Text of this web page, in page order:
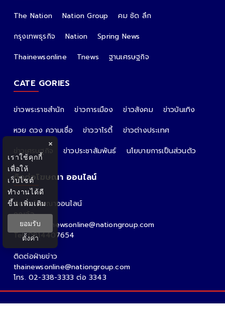
The Nation Nation Group
คม ชัด ลึก
กรุงเทพธุรกิจ
Nation
Spring News
Thainewsonline
Tnews ฐานเศรษฐกิจ
CATE GORIES
ข่าวพระราชสำนัก ข่าวการเมือง ข่าวสังคม
ข่าวบันเทิง
หวย ดวง ความเชื่อ
ข่าววาไรตี้
ข่าวต่างประเทศ
ข่าวเศรษฐกิจ
ข่าวประชาสัมพันธ์ นโยบายการเป็นส่วนตัว
ติดต่อโฆษณา ออนไลน์
ติดต่อโฆษณาออนไลน์
คุณอ้อ
Email : thainewsonline@nationgroup.com
Tel: 0814407654
ติดต่อฝ่ายข่าว
thainewsonline@nationgroup.com
โทร. 02-338-3333 ต่อ 3343
×
เราใช้คุกกี้
เพื่อให้
เว็บไซต์
ทำงานได้ดี
ขึ้นเพิ่มเติม
ยอมรับ
ตั้งค่า